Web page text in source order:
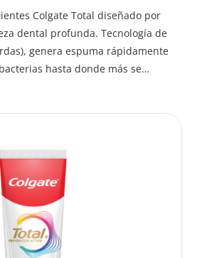
Colgate Total diseñado por
dental profunda. Tecnología de
genera espuma rápidamente
hasta donde más se